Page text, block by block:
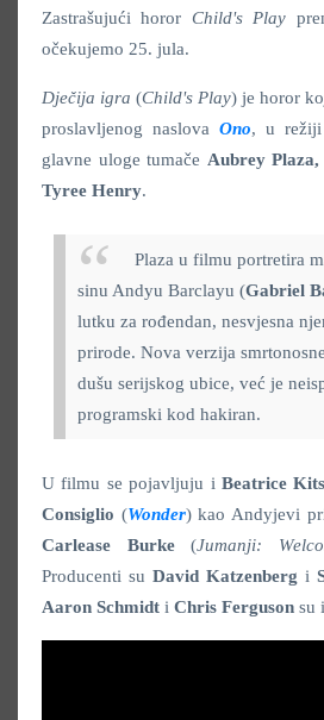
Zastrašujući horor Child's Play
očekujemo 25. jula.
Dječija igra (Child's Play) je horor
proslavljenog naslova Ono, u režiji
glavne uloge tumače Aubrey
Tyree Henry.
Plaza u filmu portretira
sinu Andyu Barclayu (Gabriel
lutku za rođendan, nesvjesna
prirode. Nova verzija
dušu serijskog ubice, već je
programski kod hakiran.
U filmu se pojavljuju i Beatrice
Consiglio (Wonder) kao Andyjevi
Carlease Burke(Jumanji:
Producenti su David Katzenberg i
Aaron Schmidt i Chris Ferguson su